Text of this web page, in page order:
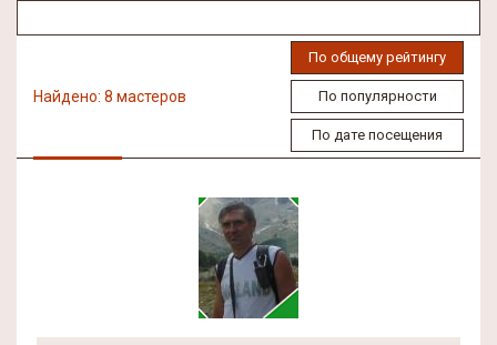
Найдено: 8 мастеров
По общему рейтингу
По популярности
По дате посещения